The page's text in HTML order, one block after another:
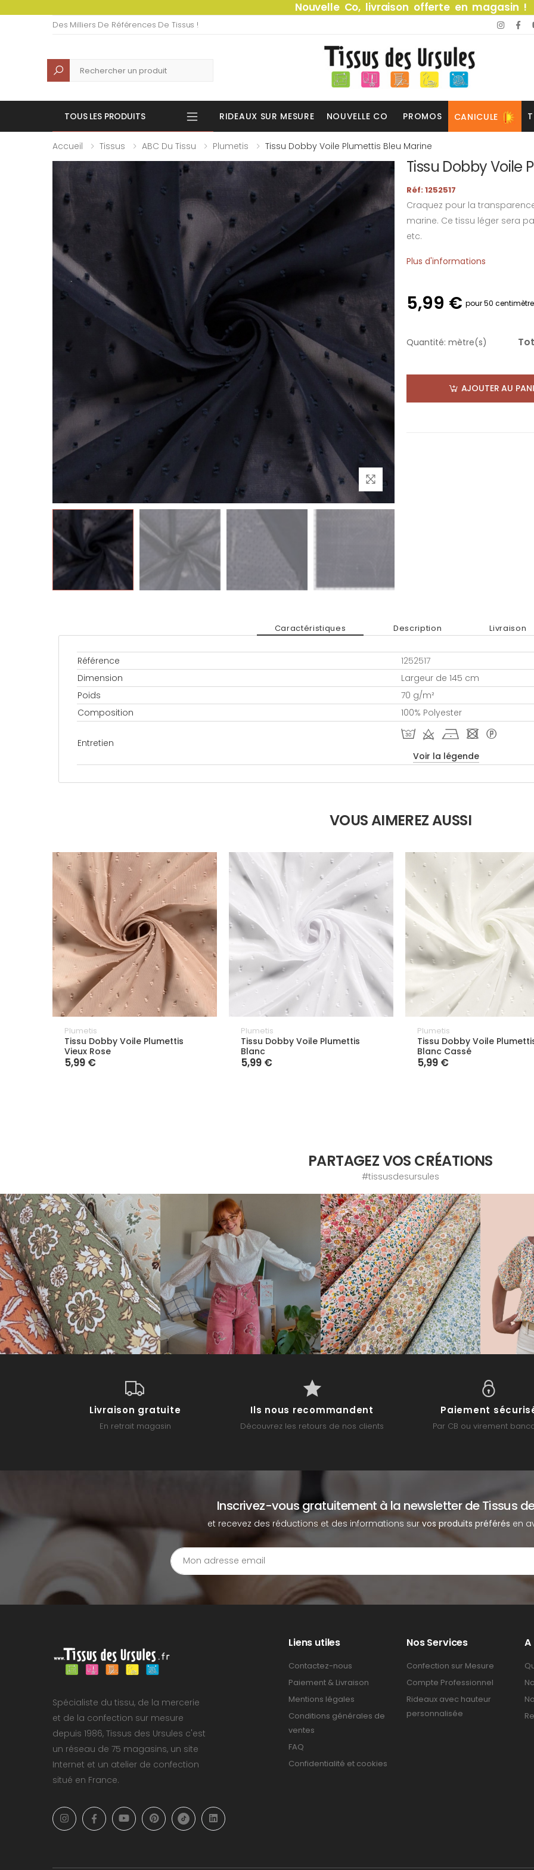
Nouvelle Co, livraison offerte en magasin !
Des Milliers De Références De Tissus !
Recherche
TOUS LES PRODUITS RIDEAUX SUR MESURE NOUVELLE CO PROMOS CANICULE
Accueil Tissus ABC Du Tissu Plumetis Tissu Dobby Voile Plumettis Bleu Marine
Tissu Dobby Voile
Réf: 1252517
Craquez pour la
marine. Ce tissu léger sera
etc.
Plus d'informations
5,99 € pour 50
Quantité: mètre(s)
AJOUTER AU
Caractéristiques Description Livraison
Référence
1252517
Dimension
Largeur de 145 cm
Poids
70 g/m²
Composition
100% Polyester
Entretien
T d h - *
Voir la légende
VOUS AIMEREZ AUSSI
Plumetis
Tissu Dobby Voile Plumettis
Vieux Rose
5,99 €
Plumetis
Tissu Dobby Voile Plumettis
Blanc
5,99 €
Plumetis
Tissu Dobby Voile
Blanc Cassé
5,99 €
PARTAGEZ VOS CRÉATIONS
#tissusdesursules
Livraison gratuite
En retrait magasin
Ils nous recommandent
Découvrez les retours de nos clients
Paiement
Par CB ou virement
Inscrivez-vous gratuitement à la newsletter de Tissus
et recevez des réductions et des informations survos produits préférés en
Spécialiste du tissu, de la mercerie
et de la confection sur mesure
depuis 1986, Tissus des Ursules c'est
un réseau de 75 magasins, un site
Internet et un atelier de confection
situé en France.
Liens utiles
Contactez-nous
Paiement & Livraison
Mentions légales
Conditions générales de
ventes
FAQ
Confidentialité et cookies
Nos Services
Confection sur Mesure
Compte Professionnel
Rideaux avec hauteur
personnalisée